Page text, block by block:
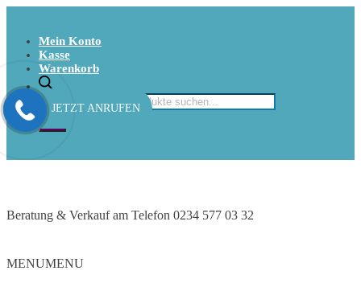
Mein Konto
Kasse
Warenkorb
Products search
Beratung & Verkauf am Telefon 0234 577 03 32
MENUMENU
JETZT ANRUFEN